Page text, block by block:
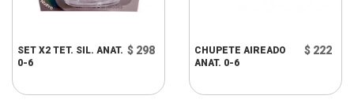
SET X2 TET. SIL. ANAT.
0-6
$ 298
CHUPETE AIREADO
ANAT. 0-6
$ 222